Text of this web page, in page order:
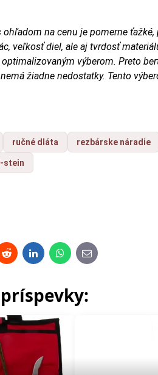
na cenu je pomerne
veľkosť diel, ale aj tvrdosť
výberom. Preto
žiadne nedostatky. Tento
ručné dláta rezbárske náradie
stein
RedditLinkedInWhatsApp
E-
mail